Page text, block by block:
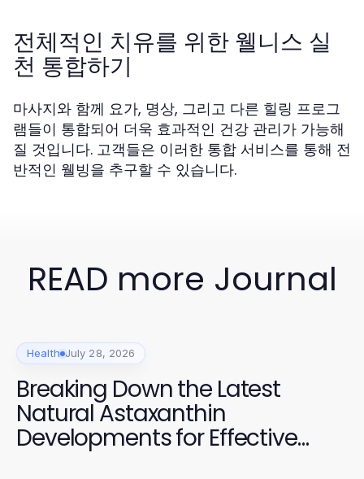
전체적인 치유를 위한 웰니스 실
천 통합하기
마사지와 함께 요가, 명상, 그리고 다른 힐링 프로그
램들이 통합되어 더욱 효과적인 건강 관리가 가능해
질 것입니다. 고객들은 이러한 통합 서비스를 통해 전
반적인 웰빙을 추구할 수 있습니다.
READ more Journal
Health July 28, 2026
Breaking Down the Latest
Natural Astaxanthin
Developments for Effective
Health Management